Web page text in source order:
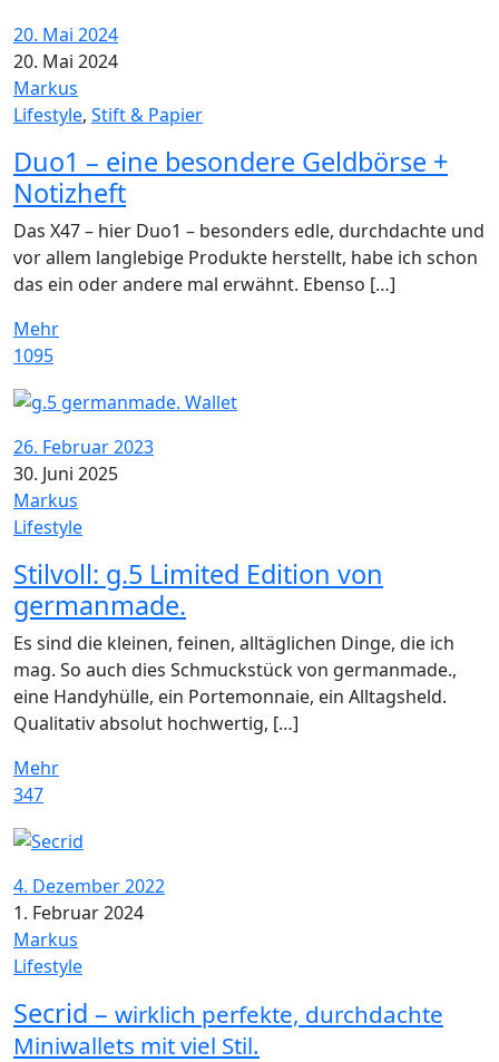
20. Mai 2024
20. Mai 2024
Markus
Lifestyle, Stift & Papier
Duo1 – eine besondere Geldbörse +
Notizheft
Das X47 – hier Duo1 – besonders edle, durchdachte und
vor allem langlebige Produkte herstellt, habe ich schon
das ein oder andere mal erwähnt. Ebenso […]
Mehr
1095
26. Februar 2023
30. Juni 2025
Markus
Lifestyle
Stilvoll: g.5 Limited Edition von
germanmade.
Es sind die kleinen, feinen, alltäglichen Dinge, die ich
mag. So auch dies Schmuckstück von germanmade.,
eine Handyhülle, ein Portemonnaie, ein Alltagsheld.
Qualitativ absolut hochwertig, […]
Mehr
347
4. Dezember 2022
1. Februar 2024
Markus
Lifestyle
Secrid – wirklich perfekte, durchdachte
Miniwallets mit viel Stil.